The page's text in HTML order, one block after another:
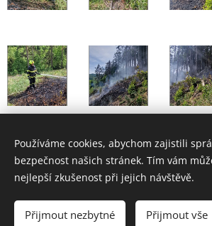
Share
Používáme cookies, abychom zajistili
bezpečnost našich stránek. Tím vám
nejlepší zkušenost při jejich návštěvě.
Přijmout nezbytné Přijmout vše